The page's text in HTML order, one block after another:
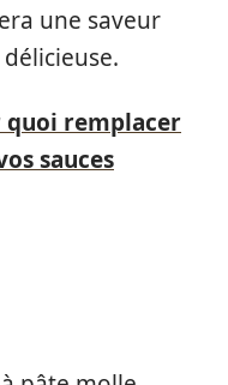
une saveur
quoi remplacer
sauces